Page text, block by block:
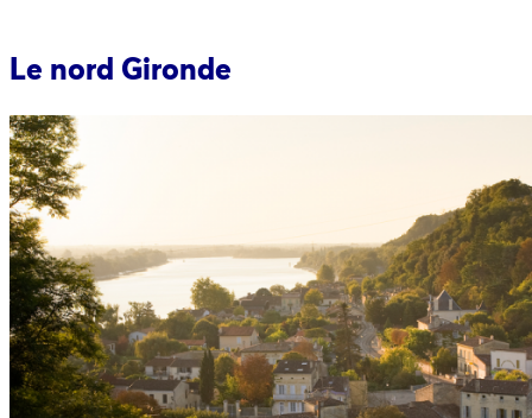
Le nord Gironde